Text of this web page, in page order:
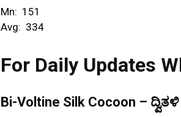
Mn: ₹ 151
Avg: ₹ 334
For Daily Updates
Bi-Voltine Silk Cocoon –